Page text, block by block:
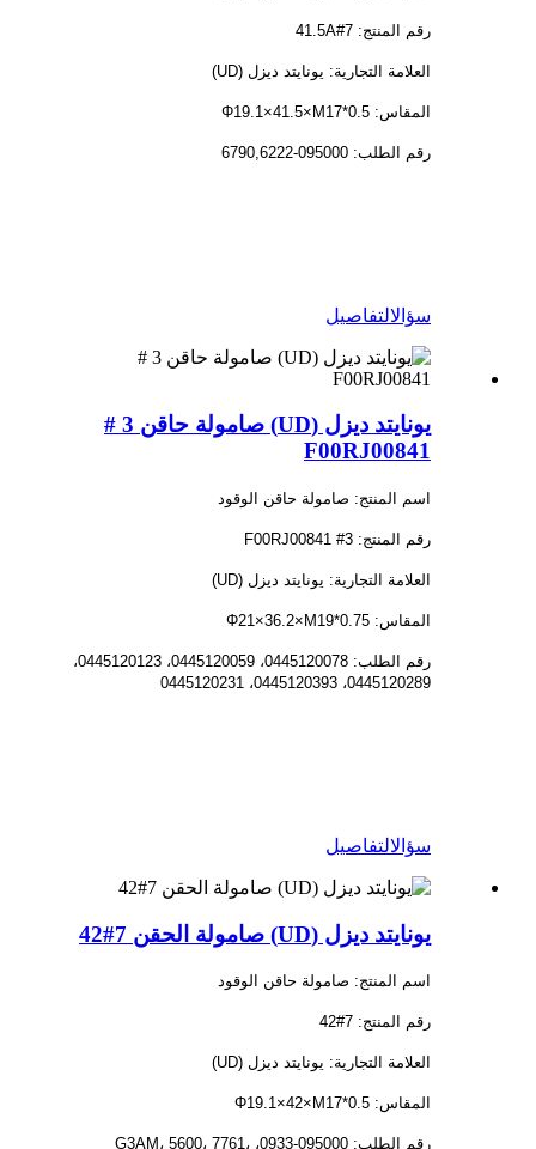
رقم المنتج: 7#41.5A
العلامة التجارية: يونايتد ديزل (UD)
المقاس: Φ19.1×41.5×M17*0.5
رقم الطلب: 095000-6790,6222
سؤالالتفاصيل
يونايتد ديزل (UD) صامولة حاقن 3 #
F00RJ00841
اسم المنتج: صامولة حاقن الوقود
رقم المنتج: 3# F00RJ00841
العلامة التجارية: يونايتد ديزل (UD)
المقاس: Φ21×36.2×M19*0.75
رقم الطلب: 0445120078، 0445120059، 0445120123،
0445120289، 0445120393، 0445120231
سؤالالتفاصيل
يونايتد ديزل (UD) صامولة الحقن 7#42
اسم المنتج: صامولة حاقن الوقود
رقم المنتج: 7#42
العلامة التجارية: يونايتد ديزل (UD)
المقاس: Φ19.1×42×M17*0.5
رقم الطلب: 095000-0933، G3AM، 5600، 7761،